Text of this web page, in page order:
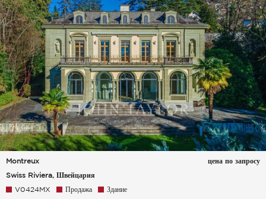
Montreux
Swiss Riviera, Швейцария
цена по запросу
V0424MX Продажа Здание